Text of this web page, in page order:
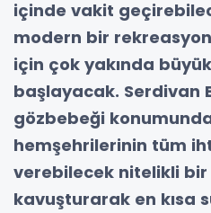
içinde vakit
modern bir
için çok yakında
başlayacak. Serdivan
gözbebeği
hemşehrilerinin tüm
verebilecek nitelikli
kavuşturarak en kısa